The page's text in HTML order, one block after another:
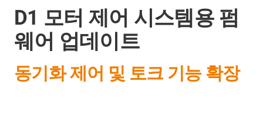
D1 모터 제어 시스템용 펌
웨어 업데이트
동기화 제어 및 토크 기능 확장